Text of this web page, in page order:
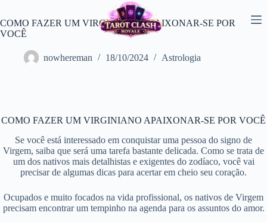
o
conteúdo
COMO FAZER UM VIRGINIANO APAIXONAR-SE POR
VOCÊ
nowhereman 18/10/2024 Astrologia
COMO FAZER UM VIRGINIANO APAIXONAR-SE POR VOCÊ
Se você está interessado em conquistar uma pessoa do signo de
Virgem, saiba que será uma tarefa bastante delicada. Como se trata de
um dos nativos mais detalhistas e exigentes do zodíaco, você vai
precisar de algumas dicas para acertar em cheio seu coração.
Ocupados e muito focados na vida profissional, os nativos de Virgem
precisam encontrar um tempinho na agenda para os assuntos do amor.